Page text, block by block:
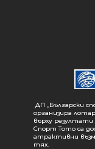
ДП „Български
организира
върху
Спорт Тото са
атрактивни
тях.